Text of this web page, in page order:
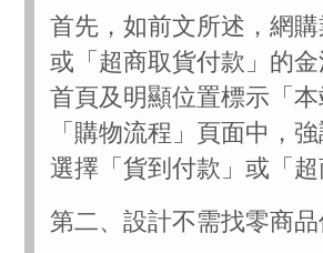
首先，如前文所述，網
或「超商取貨付款」的
首頁及明顯位置標示「
「購物流程」頁面中，
選擇「貨到付款」或「
第二、設計不需找零商